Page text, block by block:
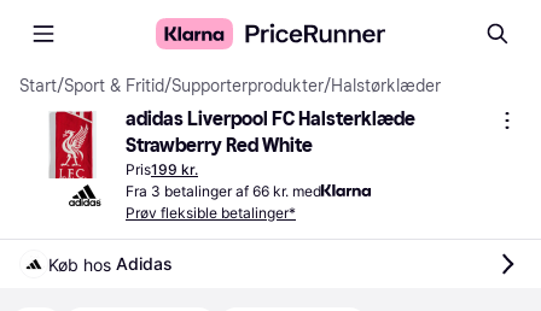
Start/Sport & Fritid/Supporterprodukter/Halstørklæder
adidas Liverpool FC Halsterklæde
Strawberry Red White
Pris199 kr.
Fra 3 betalinger af 66 kr. med
Prøv fleksible betalinger*
Køb hos Adidas